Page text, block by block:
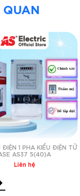
quá tải lên 20A
ĐIỆN 1 PHA KIỂU ĐIỆN TỬ
AS37 5(40)A
Liên hệ